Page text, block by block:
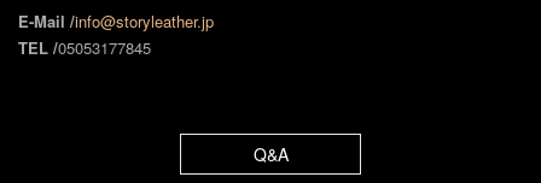
E-Mail /info@storyleather.jp
TEL /05053177845
Q&A